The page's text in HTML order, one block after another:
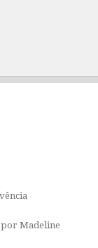
por Madeline